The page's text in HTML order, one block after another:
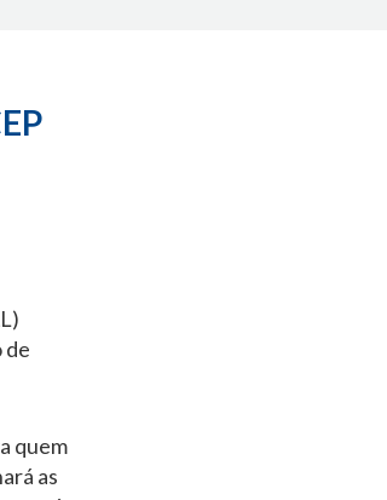
de
quem
as